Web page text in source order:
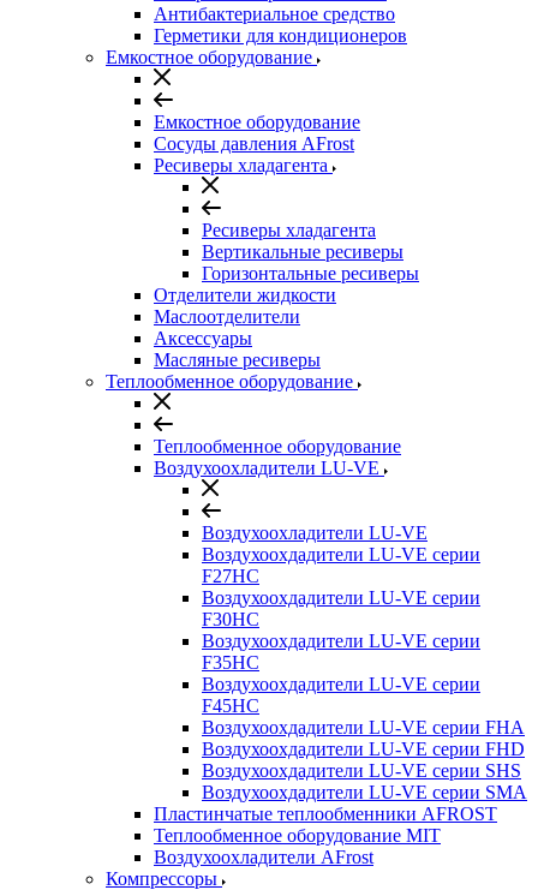
Антибактериальное средство
Герметики для кондиционеров
Емкостное оборудование
Емкостное оборудование
Сосуды давления AFrost
Ресиверы хладагента
Ресиверы хладагента
Вертикальные ресиверы
Горизонтальные ресиверы
Отделители жидкости
Маслоотделители
Аксессуары
Масляные ресиверы
Теплообменное оборудование
Теплообменное оборудование
Воздухоохладители LU-VE
Воздухоохладители LU-VE
Воздухоохдадители LU-VE серии
F27HC
Воздухоохдадители LU-VE серии
F30HC
Воздухоохдадители LU-VE серии
F35HC
Воздухоохдадители LU-VE серии
F45HC
Воздухоохдадители LU-VE серии FHA
Воздухоохдадители LU-VE серии FHD
Воздухоохдадители LU-VE серии SHS
Воздухоохдадители LU-VE серии SMA
Пластинчатые теплообменники AFROST
Теплообменное оборудование MIT
Воздухоохладители AFrost
Компрессоры